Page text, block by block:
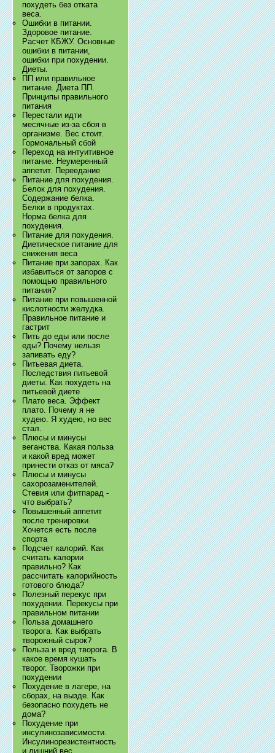
похудеть без отката
веса.
Ошибки в питании.
Здоровое питание.
Расчет КБЖУ. Основные
ошибки в питании,
ошибки при похудении.
Диеты.
ПП или правильное
питание. Диета ПП.
Принципы правильного
питания
Перестали идти
месячные из-за сбоя в
организме. Вес стоит.
Гормональный сбой
Переход на интуитивное
питание. Неумеренный
аппетит. Переедание
Питание для похудения.
Белок для похудения.
Содержание белка.
Белки в продуктах.
Норма белка для
похудения.
Питание для похудения.
Диетическое питание для
снижения веса
Питание при запорах. Как
избавиться от запоров с
помощью правильного
питания?
Питание при повышенной
кислотности желудка.
Правильное питание и
гастрит
Пить до еды или после
еды? Почему нельзя
запивать еду?
Питьевая диета.
Последствия питьевой
диеты. Как похудеть на
питьевой диете
Плато веса. Эффект
плато. Почему я не
худею. Я худею, но вес
стал.
Плюсы и минусы
веганства. Какая польза
и какой вред может
принести отказ от мяса?
Плюсы и минусы
сахорозаменителей.
Стевия или фитпарад -
что выбрать?
Повышенный аппетит
после тренировки.
Хочется есть после
спорта
Подсчет калорий. Как
считать калории
правильно? Как
рассчитать калорийность
готового блюда?
Полезный перекус при
похудении. Перекусы при
правильном питании
Польза домашнего
творога. Как выбрать
творожный сырок?
Польза и вред творога. В
какое время кушать
творог. Творожки при
похудении
Похудение в лагере, на
сборах, на вызде. Как
безопасно похудеть не
дома?
Похудение при
инсулинозависимости.
Инсулинорезистентность
и лишний вес